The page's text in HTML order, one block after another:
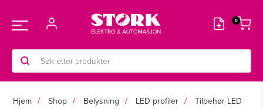
rett
innholdet
Main
Menu
Products
search
Hjem Shop Belysning LED profiler
Tilbehør LED